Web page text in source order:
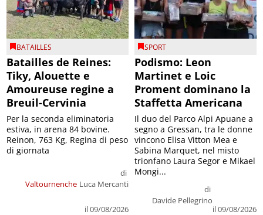
BATAILLES
Batailles de Reines:
Tiky, Alouette e
Amoureuse regine a
Breuil-Cervinia
Valtournenche
di
Luca Mercanti
il 09/08/2026
Per la seconda eliminatoria
estiva, in arena 84 bovine.
Reinon, 763 Kg, Regina di peso
di giornata
SPORT
Podismo: Leon
Martinet e Loic
Proment dominano la
Staffetta Americana
di
Davide Pellegrino
il 09/08/2026
Il duo del Parco Alpi Apuane a
segno a Gressan, tra le donne
vincono Elisa Vitton Mea e
Sabina Marquet, nel misto
trionfano Laura Segor e Mikael
Mongi...